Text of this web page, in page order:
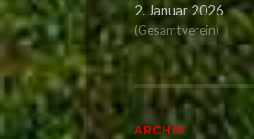
2. Januar 2026
(Gesamtverein)
ARCHIV